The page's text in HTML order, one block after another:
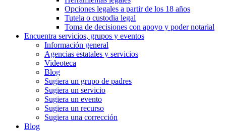
Opciones legales a partir de los 18 años
Tutela o custodia legal
Toma de decisiones con apoyo y poder notarial
Encuentra servicios, grupos y eventos
Información general
Agencias estatales y servicios
Videoteca
Blog
Sugiera un grupo de padres
Sugiera un servicio
Sugiera un evento
Sugiera un recurso
Sugiera una corrección
Blog